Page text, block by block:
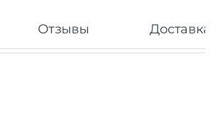
Отзывы Доставка